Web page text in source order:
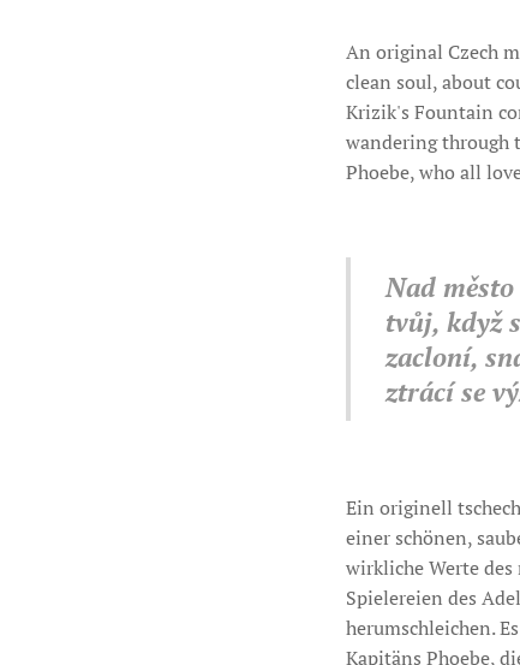
An original Czech
clean soul, about
Krizik's Fountain
wandering through
Phoebe, who all
Nad
tvůj, když
zacloní,
ztrácí se
Ein originell
einer schönen,
wirkliche Werte
Spielereien des
herumschleichen.
Kapitäns Phoebe,